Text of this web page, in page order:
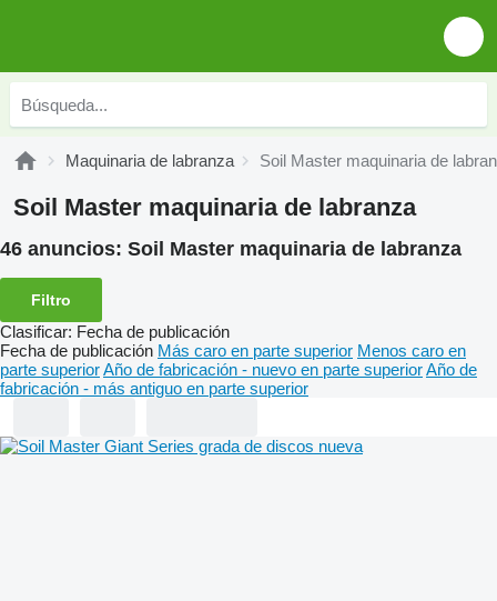
Maquinaria de labranza Soil Master maquinaria de
Soil Master maquinaria de labranza
46 anuncios: Soil Master maquinaria de labranza
Filtro
Clasificar: Fecha de publicación
Fecha de publicación Más caro en parte superior Menos caro en
parte superiorAño de fabricación - nuevo en parte superiorAño de
fabricación - más antiguo en parte superior